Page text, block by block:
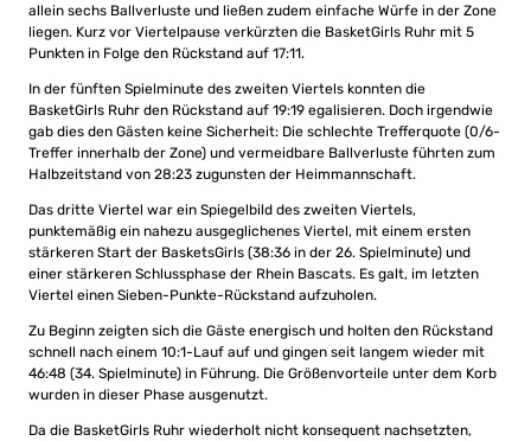
allein sechs Ballverluste und ließen zudem einfache Würfe in der Zone
liegen. Kurz vor Viertelpause verkürzten die BasketGirls Ruhr mit 5
Punkten in Folge den Rückstand auf 17:11.
In der fünften Spielminute des zweiten Viertels konnten die
BasketGirls Ruhr den Rückstand auf 19:19 egalisieren. Doch irgendwie
gab dies den Gästen keine Sicherheit: Die schlechte Trefferquote (0/6-
Treffer innerhalb der Zone) und vermeidbare Ballverluste führten zum
Halbzeitstand von 28:23 zugunsten der Heimmannschaft.
Das dritte Viertel war ein Spiegelbild des zweiten Viertels,
punktemäßig ein nahezu ausgeglichenes Viertel, mit einem ersten
stärkeren Start der BasketsGirls (38:36 in der 26. Spielminute) und
einer stärkeren Schlussphase der Rhein Bascats. Es galt, im letzten
Viertel einen Sieben-Punkte-Rückstand aufzuholen.
Zu Beginn zeigten sich die Gäste energisch und holten den Rückstand
schnell nach einem 10:1-Lauf auf und gingen seit langem wieder mit
46:48 (34. Spielminute) in Führung. Die Größenvorteile unter dem Korb
wurden in dieser Phase ausgenutzt.
Da die BasketGirls Ruhr wiederholt nicht konsequent nachsetzten,